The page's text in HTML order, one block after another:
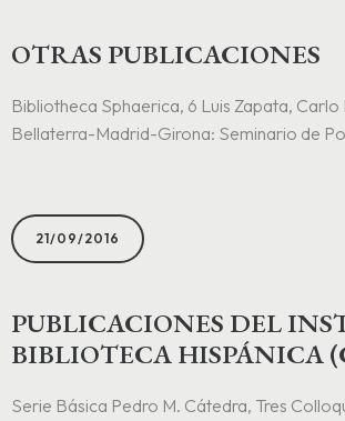
OTRAS PUBLICACIONES
Bibliotheca Sphaerica, 6 Luis Zapata,
Bellaterra-Madrid-Girona: Seminario de
de 1566. Estudio introductorio y resumen
Lara Vilà. Bibliotheca Sphaerica,..
21/09/2016
PUBLICACIONES DEL
BIBLIOTECA HISPÁNICA
Serie Básica Pedro M. Cátedra, Tres